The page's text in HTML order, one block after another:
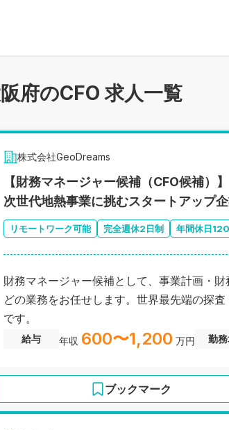
府のCFO 求人一覧
株式会社GeoDreams
【財務マネージャー候補（CFO候補）
次世代地熱事業に挑むスタートアップ
リモートワーク可能 完全週休2日制 年間休日
財務マネージャー候補として、事業計画・
どの業務をお任せします。世界最先端の探
です。
給与 年収 600〜1,200 万円 勤
ブックマーク